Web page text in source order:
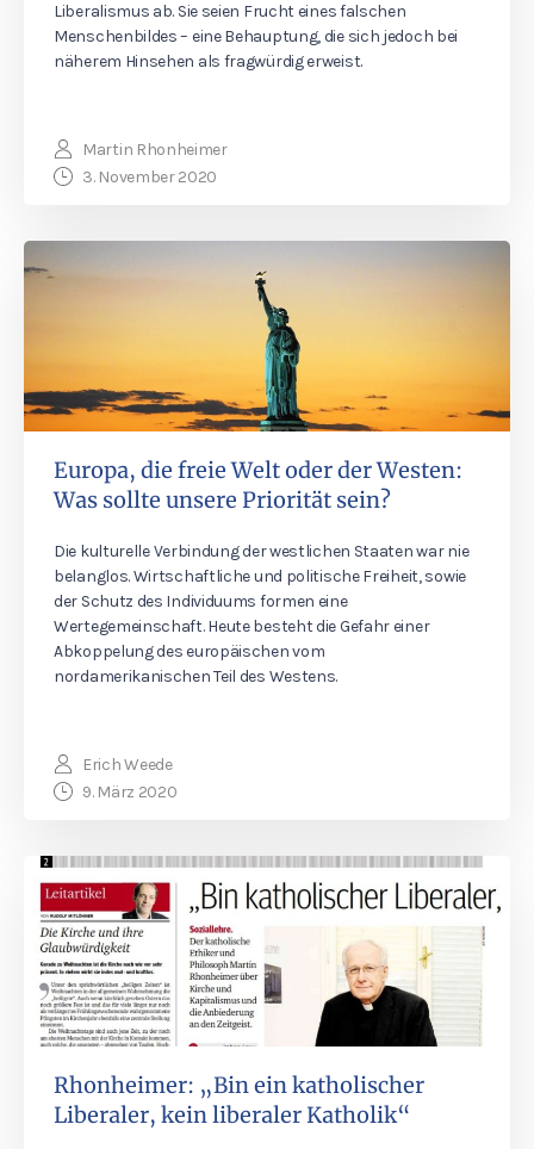
Liberalismus ab. Sie seien Frucht eines falschen
Menschenbildes – eine Behauptung, die sich jedoch bei
näherem Hinsehen als fragwürdig erweist.
Martin Rhonheimer
3. November 2020
Europa, die freie Welt oder der Westen:
Was sollte unsere Priorität sein?
Die kulturelle Verbindung der westlichen Staaten war nie
belanglos. Wirtschaftliche und politische Freiheit, sowie
der Schutz des Individuums formen eine
Wertegemeinschaft. Heute besteht die Gefahr einer
Abkoppelung des europäischen vom
nordamerikanischen Teil des Westens.
Erich Weede
9. März 2020
Rhonheimer: „Bin ein katholischer
Liberaler, kein liberaler Katholik“